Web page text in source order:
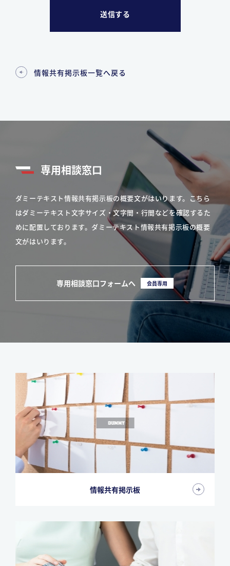
情報共有掲示板一覧へ戻る
専用相談窓口
ダミーテキスト情報共有掲示板の概要文がはいります。こちら
はダミーテキスト文字サイズ・文字間・行間などを確認するた
めに配置しております。ダミーテキスト情報共有掲示板の概要
文がはいります。
専用相談窓口フォームへ 会員専用
情報共有掲示板